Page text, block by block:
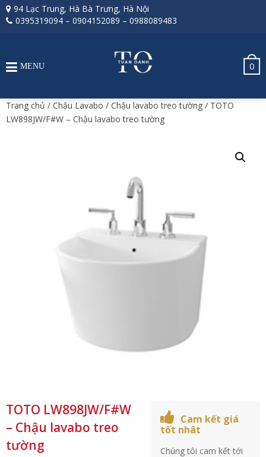
94 Lạc Trung, Hà Bà Trưng, Hà Nội
0395319094 – 0904152089 – 0988089483
0
MENU
Trang chủ / Chậu Lavabo / Chậu lavabo treo tường / TOTO
LW898JW/F#W – Chậu lavabo treo tường
TOTO LW898JW/F#W
– Chậu lavabo treo
tường
Cam kết giá
tốt nhât
Chúng tôi cam kết tới